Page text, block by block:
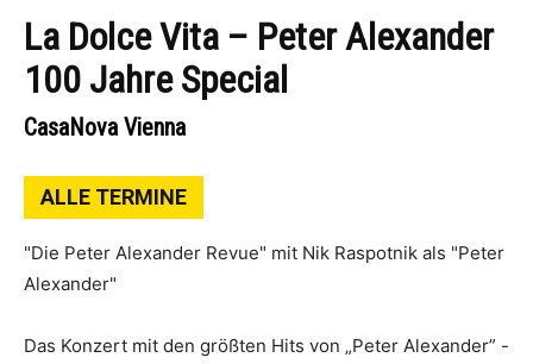
La Dolce Vita – Peter Alexander
100 Jahre Special
CasaNova Vienna
ALLE TERMINE
"Die Peter Alexander Revue" mit Nik Raspotnik als "Peter
Alexander"
Das Konzert mit den größten Hits von „Peter Alexander” -